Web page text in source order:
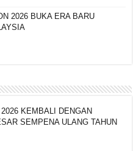
2026 BUKA ERA BARU
KEMBALI DENGAN
SEMPENA ULANG TAHUN